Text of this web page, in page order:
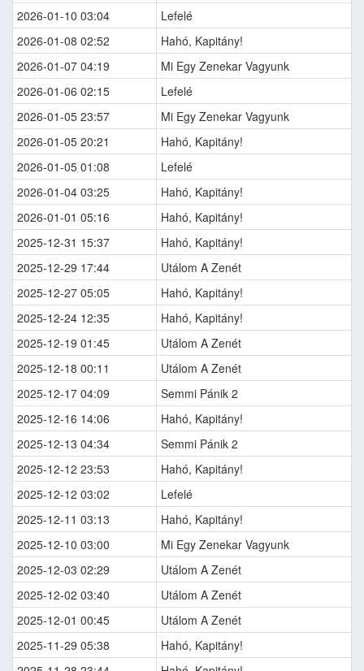
2026-01-10 03:04
Lefelé
2026-01-08 02:52
Hahó, Kapitány!
2026-01-07 04:19
Mi Egy Zenekar Vagyunk
2026-01-06 02:15
Lefelé
2026-01-05 23:57
Mi Egy Zenekar Vagyunk
2026-01-05 20:21
Hahó, Kapitány!
2026-01-05 01:08
Lefelé
2026-01-04 03:25
Hahó, Kapitány!
2026-01-01 05:16
Hahó, Kapitány!
2025-12-31 15:37
Hahó, Kapitány!
2025-12-29 17:44
Utálom A Zenét
2025-12-27 05:05
Hahó, Kapitány!
2025-12-24 12:35
Hahó, Kapitány!
2025-12-19 01:45
Utálom A Zenét
2025-12-18 00:11
Utálom A Zenét
2025-12-17 04:09
Semmi Pánik 2
2025-12-16 14:06
Hahó, Kapitány!
2025-12-13 04:34
Semmi Pánik 2
2025-12-12 23:53
Hahó, Kapitány!
2025-12-12 03:02
Lefelé
2025-12-11 03:13
Hahó, Kapitány!
2025-12-10 03:00
Mi Egy Zenekar Vagyunk
2025-12-03 02:29
Utálom A Zenét
2025-12-02 03:40
Utálom A Zenét
2025-12-01 00:45
Utálom A Zenét
2025-11-29 05:38
Hahó, Kapitány!